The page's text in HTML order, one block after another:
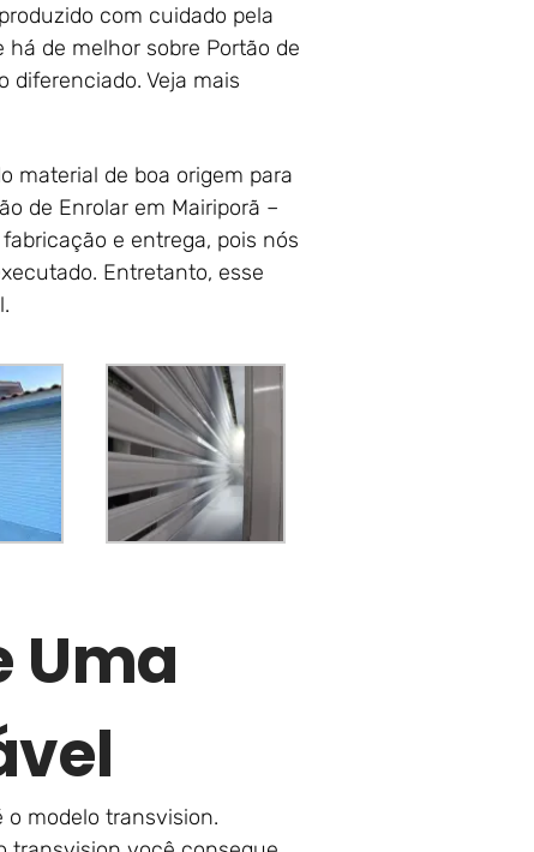
com cuidado pela
de melhor sobre Portão de
diferenciado. Veja mais
material de boa origem para
de Enrolar em Mairiporã –
e entrega, pois nós
Entretanto, esse
Uma
o modelo transvision.